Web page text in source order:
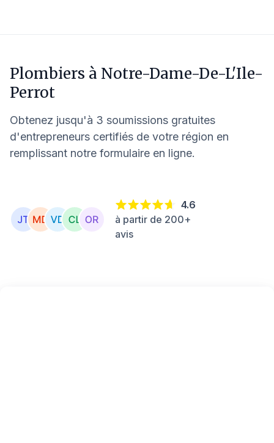
Plombiers à Notre-Dame-De-L'Ile-
Perrot
Obtenez jusqu'à 3 soumissions gratuites
d'entrepreneurs certifiés de votre région en
remplissant notre formulaire en ligne.
4.6
à partir de 200+
avis